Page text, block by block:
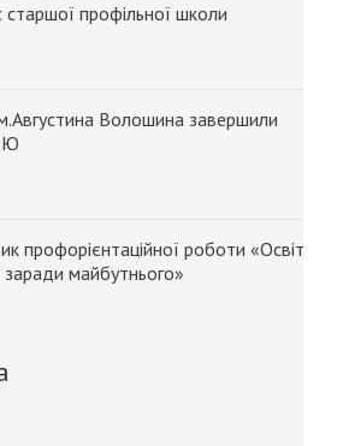
старшої профільної школи
Волошина завершили
профорієнтаційної роботи «Освіта,
заради майбутнього»